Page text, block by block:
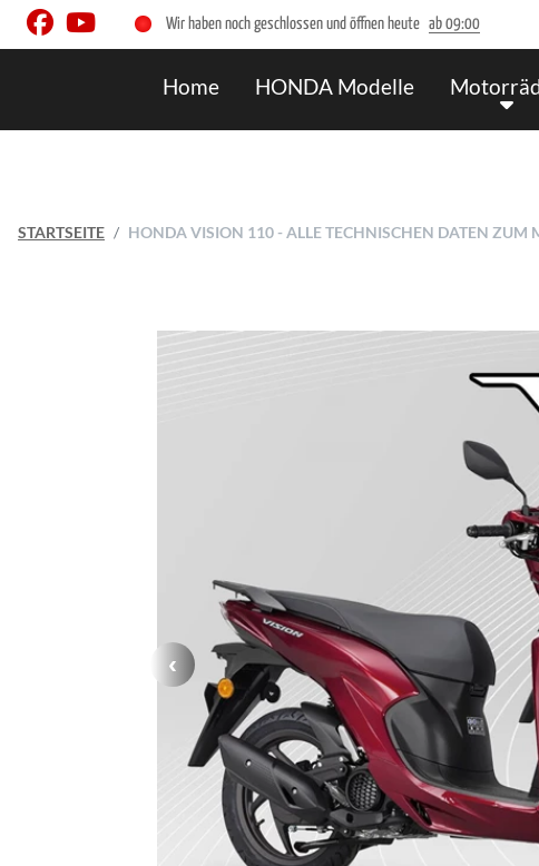
Wir haben noch geschlossen und öffnen heute ab 09:00
Home HONDA Modelle
STARTSEITE HONDA VISION 110 - ALLE TECHNISCHEN DATEN